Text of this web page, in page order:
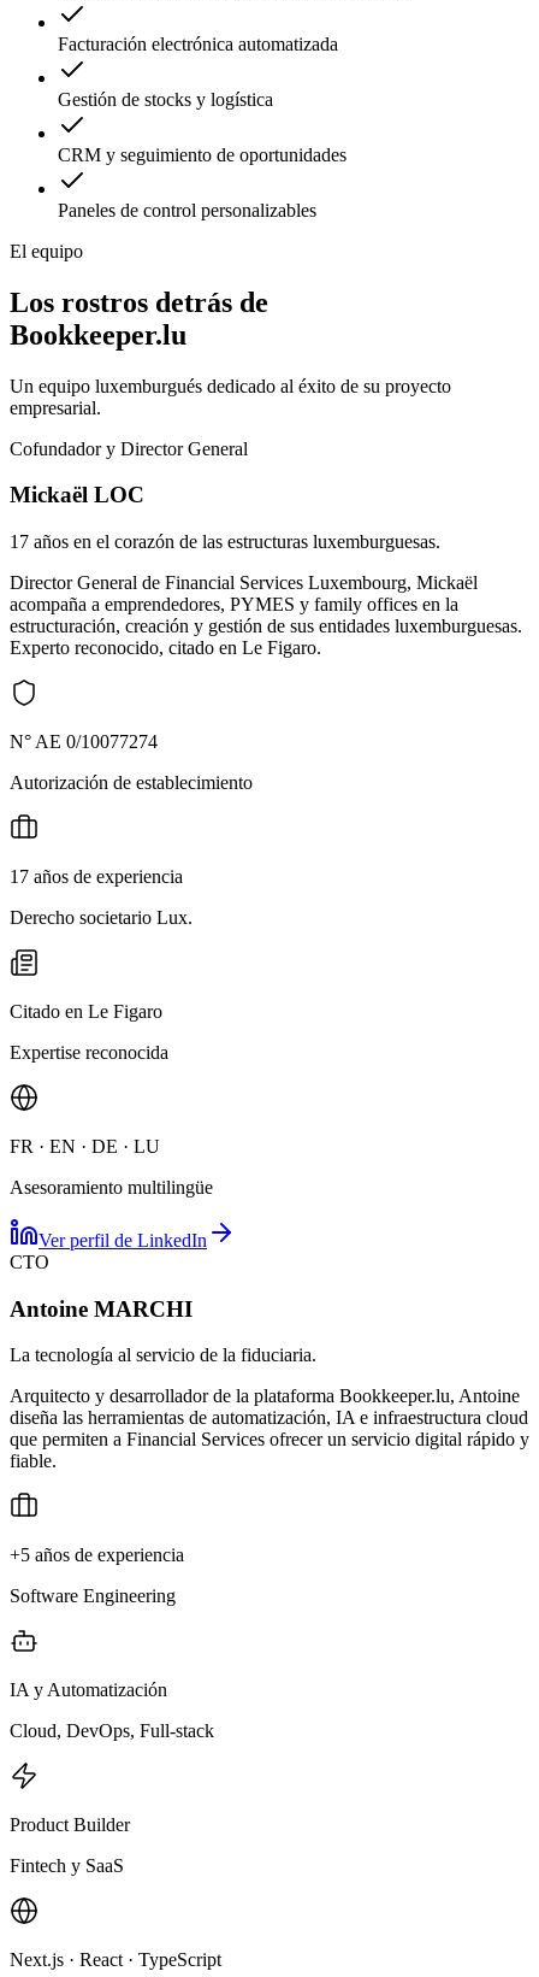
Facturación electrónica automatizada
Gestión de stocks y logística
CRM y seguimiento de oportunidades
Paneles de control personalizables
El equipo
Los rostros detrás de
Bookkeeper.lu
Un equipo luxemburgués dedicado al éxito de su proyecto
empresarial.
Cofundador y Director General
Mickaël LOC
17 años en el corazón de las estructuras luxemburguesas.
Director General de Financial Services Luxembourg, Mickaël
acompaña a emprendedores, PYMES y family offices en la
estructuración, creación y gestión de sus entidades luxemburguesas.
Experto reconocido, citado en Le Figaro.
N° AE 0/10077274
Autorización de establecimiento
17 años de experiencia
Derecho societario Lux.
Citado en Le Figaro
Expertise reconocida
FR · EN · DE · LU
Asesoramiento multilingüe
Ver perfil de LinkedIn
CTO
Antoine MARCHI
La tecnología al servicio de la fiduciaria.
Arquitecto y desarrollador de la plataforma Bookkeeper.lu, Antoine
diseña las herramientas de automatización, IA e infraestructura cloud
que permiten a Financial Services ofrecer un servicio digital rápido y
fiable.
+5 años de experiencia
Software Engineering
IA y Automatización
Cloud, DevOps, Full-stack
Product Builder
Fintech y SaaS
Next.js · React · TypeScript